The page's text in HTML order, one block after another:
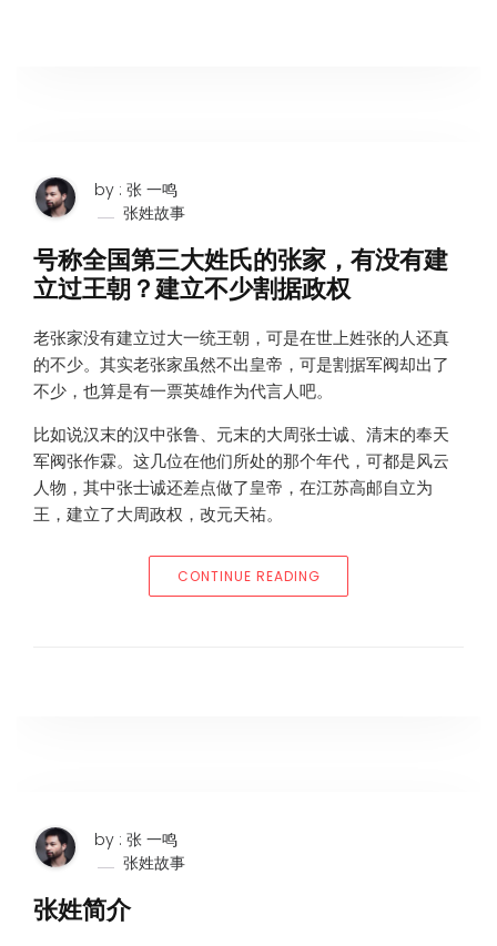
by : 张 一鸣
张姓故事
号称全国第三大姓氏的张家，有没有建
立过王朝？建立不少割据政权
老张家没有建立过大一统王朝，可是在世上姓张的人还真
的不少。其实老张家虽然不出皇帝，可是割据军阀却出了
不少，也算是有一票英雄作为代言人吧。
比如说汉末的汉中张鲁、元末的大周张士诚、清末的奉天
军阀张作霖。这几位在他们所处的那个年代，可都是风云
人物，其中张士诚还差点做了皇帝，在江苏高邮自立为
王，建立了大周政权，改元天祐。
CONTINUE READING“号称全国第三大姓氏的张
by : 张 一鸣
张姓故事
张姓简介